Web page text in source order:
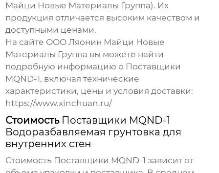
Майци Новые Материалы Группа). Их
продукция отличается высоким качеством и
доступными ценами.
На сайте ООО Ляонин Майци Новые
Материалы Группа вы можете найти
подробную информацию о Поставщики
MQND-1, включая технические
характеристики, цены и условия доставки:
https://www.xinchuan.ru/
Стоимость Поставщики MQND-1
Водоразбавляемая грунтовка для
внутренних стен
Стоимость Поставщики MQND-1 зависит от